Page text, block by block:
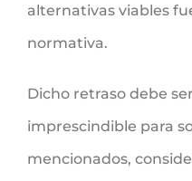
alternativas viables
normativa.
Dicho retraso debe
imprescindible para
mencionados,